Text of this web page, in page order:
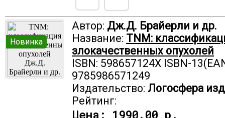
Новинка
Автор: Дж.Д. Брайерли и др.
Название: TNM:
злокачественных опухолей
ISBN: 598657124X ISBN-
9785986571249
Издательство: Логосфера
Рейтинг:
Цена: 1990.00 р.